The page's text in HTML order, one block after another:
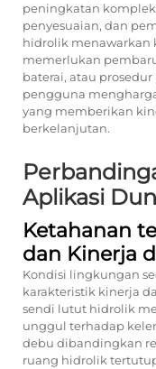
peningkatan
penyesuaian, dan
hidrolik menawarkan
memerlukan
baterai, atau
pengguna
yang memberikan
berkelanjutan.
Aplikasi
Ketahanan
dan Kinerja
Kondisi lingkungan
karakteristik kinerja
sendi lutut hidrolik
unggul terhadap
debu dibandingkan
ruang hidrolik